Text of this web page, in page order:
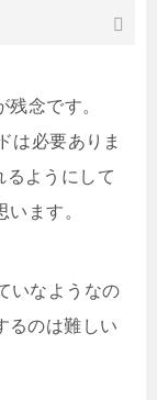
念です。
は必要ありま
るようにして
ます。
いなようなの
るのは難しい